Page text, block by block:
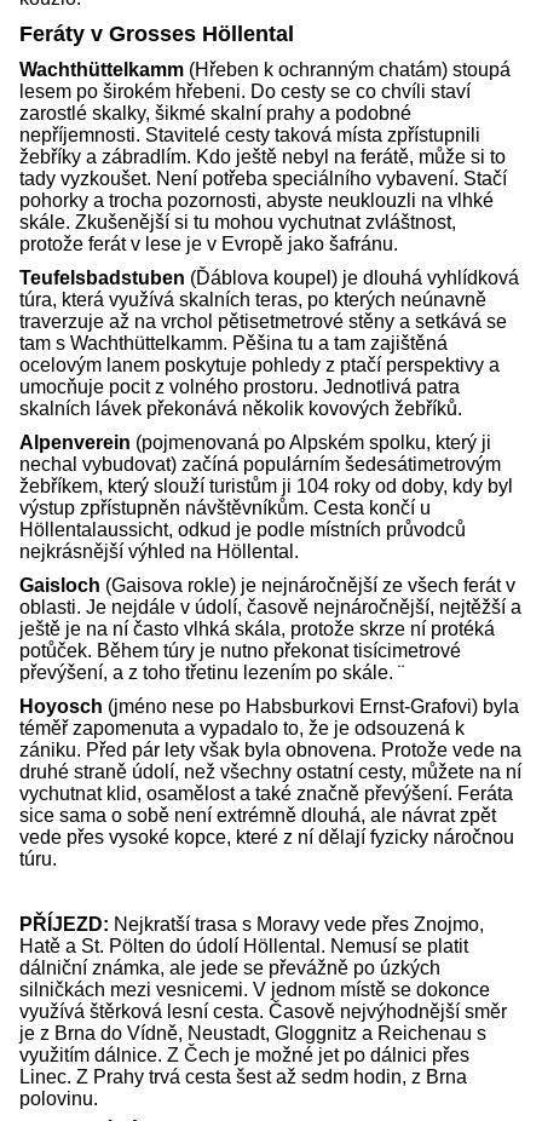
Feráty v Grosses Höllental
Wachthüttelkamm (Hřeben k ochranným chatám) stoupá
lesem po širokém hřebeni. Do cesty se co chvíli staví
zarostlé skalky, šikmé skalní prahy a podobné
nepříjemnosti. Stavitelé cesty taková místa zpřístupnili
žebříky a zábradlím. Kdo ještě nebyl na ferátě, může si to
tady vyzkoušet. Není potřeba speciálního vybavení. Stačí
pohorky a trocha pozornosti, abyste neuklouzli na vlhké
skále. Zkušenější si tu mohou vychutnat zvláštnost,
protože ferát v lese je v Evropě jako šafránu.
Teufelsbadstuben (Ďáblova koupel) je dlouhá vyhlídková
túra, která využívá skalních teras, po kterých neúnavně
traverzuje až na vrchol pětisetmetrové stěny a setkává se
tam s Wachthüttelkamm. Pěšina tu a tam zajištěná
ocelovým lanem poskytuje pohledy z ptačí perspektivy a
umocňuje pocit z volného prostoru. Jednotlivá patra
skalních lávek překonává několik kovových žebříků.
Alpenverein (pojmenovaná po Alpském spolku, který ji
nechal vybudovat) začíná populárním šedesátimetrovým
žebříkem, který slouží turistům ji 104 roky od doby, kdy byl
výstup zpřístupněn návštěvníkům. Cesta končí u
Höllentalaussicht, odkud je podle místních průvodců
nejkrásnější výhled na Höllental.
Gaisloch (Gaisova rokle) je nejnáročnější ze všech ferát v
oblasti. Je nejdále v údolí, časově nejnáročnější, nejtěžší a
ještě je na ní často vlhká skála, protože skrze ní protéká
potůček. Během túry je nutno překonat tisícimetrové
převýšení, a z toho třetinu lezením po skále. ¨
Hoyosch (jméno nese po Habsburkovi Ernst-Grafovi) byla
téměř zapomenuta a vypadalo to, že je odsouzená k
zániku. Před pár lety však byla obnovena. Protože vede na
druhé straně údolí, než všechny ostatní cesty, můžete na ní
vychutnat klid, osamělost a také značně převýšení. Feráta
sice sama o sobě není extrémně dlouhá, ale návrat zpět
vede přes vysoké kopce, které z ní dělají fyzicky náročnou
túru.
PŘÍJEZD: Nejkratší trasa s Moravy vede přes Znojmo,
Hatě a St. Pölten do údolí Höllental. Nemusí se platit
dálniční známka, ale jede se převážně po úzkých
silničkách mezi vesnicemi. V jednom místě se dokonce
využívá štěrková lesní cesta. Časově nejvýhodnější směr
je z Brna do Vídně, Neustadt, Gloggnitz a Reichenau s
využitím dálnice. Z Čech je možné jet po dálnici přes
Linec. Z Prahy trvá cesta šest až sedm hodin, z Brna
polovinu.